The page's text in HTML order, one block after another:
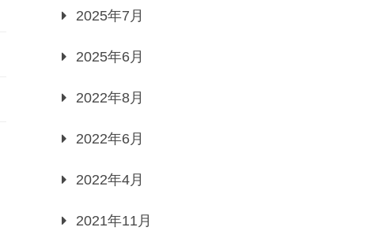
2025年7月
2025年6月
2022年8月
2022年6月
2022年4月
2021年11月